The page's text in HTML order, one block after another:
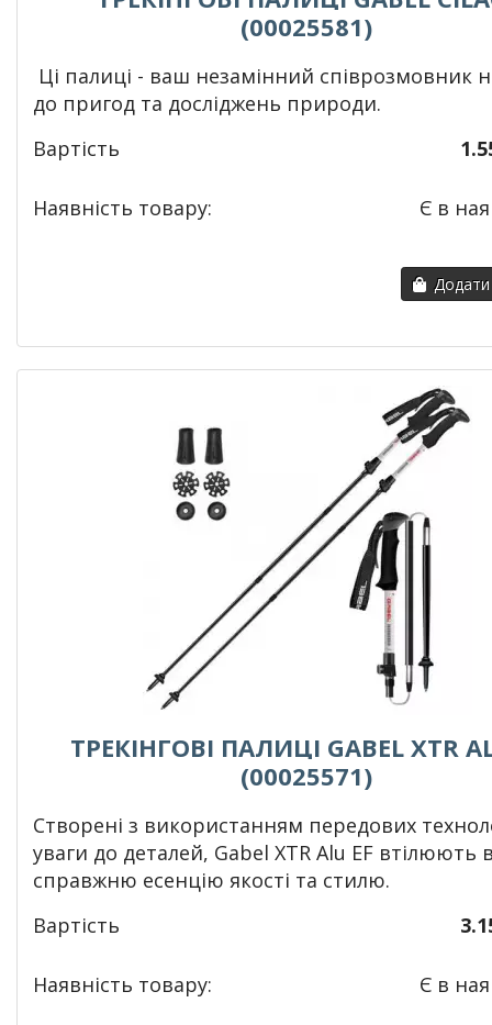
(00025581)
Ці палиці - ваш незамінний співрозмовник
до пригод та досліджень природи.
Вартість
Наявність товару: Є в
ТРЕКІНГОВІ ПАЛИЦІ GABEL XTR
(00025571)
Створені з використанням передових
уваги до деталей, Gabel XTR Alu EF втілюють
справжню есенцію якості та стилю.
Вартість
Наявність товару: Є в